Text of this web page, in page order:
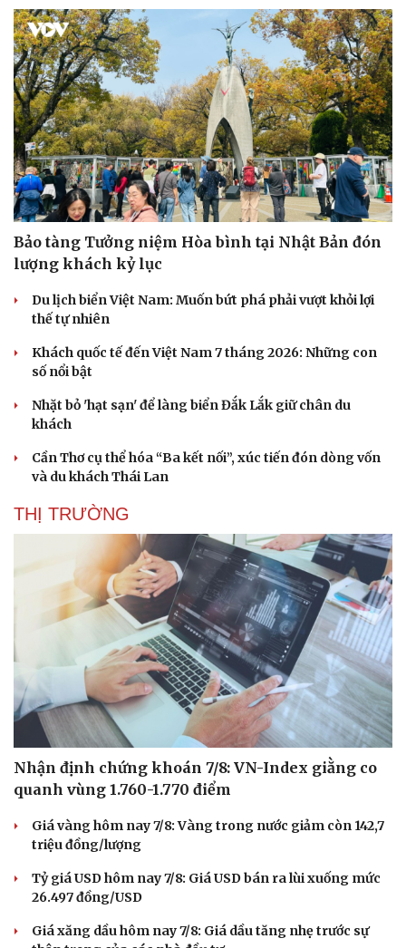
Văn hóa
Sân khấu - Điện ảnh
Văn học
Âm nhạc
Di sản
Giải trí
Sao Việt
Bảo tàng Tưởng niệm Hòa bình tại Nhật Bản đón
lượng khách kỷ lục
Du lịch biển Việt Nam: Muốn bứt phá phải vượt khỏi lợi
thế tự nhiên
Khách quốc tế đến Việt Nam 7 tháng 2026: Những con
số nổi bật
Nhặt bỏ 'hạt sạn' để làng biển Đắk Lắk giữ chân du
khách
Cần Thơ cụ thể hóa “Ba kết nối”, xúc tiến đón dòng vốn
và du khách Thái Lan
THỊ TRƯỜNG
Nhận định chứng khoán 7/8: VN-Index giằng co
quanh vùng 1.760-1.770 điểm
Giá vàng hôm nay 7/8: Vàng trong nước giảm còn 142,7
triệu đồng/lượng
Tỷ giá USD hôm nay 7/8: Giá USD bán ra lùi xuống mức
26.497 đồng/USD
Giá xăng dầu hôm nay 7/8: Giá dầu tăng nhẹ trước sự